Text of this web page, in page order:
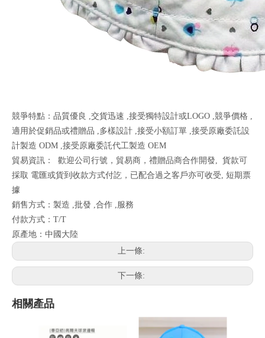
競爭特點：品質優良 ,交貨迅速 ,接受獨特設計或LOGO ,競爭價格 ,
適用於促銷品或禮贈品 ,多樣設計 ,接受小額訂單 ,接受原廠委託設
計製造 ODM ,接受原廠委託代工製造 OEM
貿易資訊：
歡迎公司行號，貿易商，禮贈品商合作開發, 貨款可
採取 電匯或貨到收款方式付訖，已配合過之客戶亦可收受, 短期票
據
銷售方式：製造 ,批發 ,合作 ,服務
付款方式：T/T
原產地：中國大陸
上一條:
下一條:
相關產品